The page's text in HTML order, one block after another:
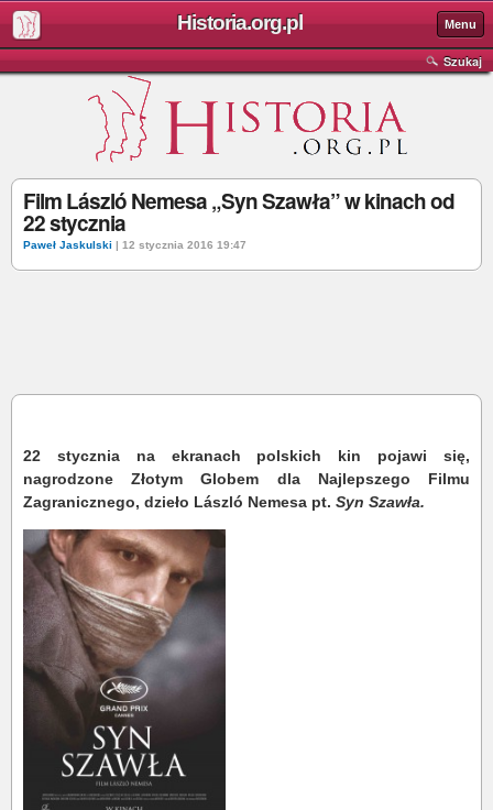
Historia.org.pl Menu
Szukaj
Film László Nemesa „Syn Szawła” w kinach od
22 stycznia
Paweł Jaskulski | 12 stycznia 2016 19:47
22 stycznia na ekranach polskich kin pojawi się,
nagrodzone Złotym Globem dla Najlepszego Filmu
Zagranicznego, dzieło László Nemesa pt. Syn Szawła.